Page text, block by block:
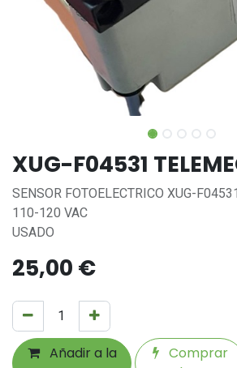
XUG-F04531
SENSOR FOTOELECTRICO XUG-
110-120 VAC
USADO
25,00 €
Añadir a la
Comprar